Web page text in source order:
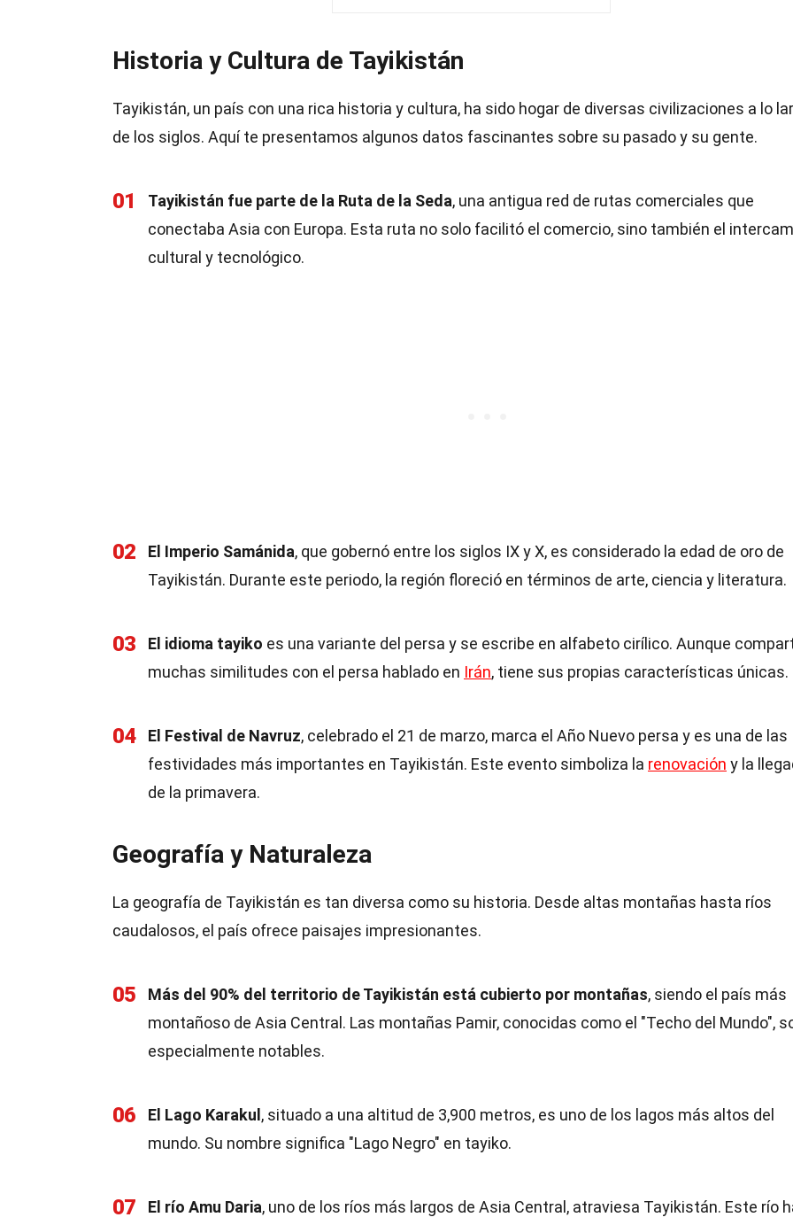
Historia y Cultura de Tayikistán
Tayikistán, un país con una rica historia y cultura, ha sido hogar de diversas civilizaciones a lo
de los siglos. Aquí te presentamos algunos datos fascinantes sobre su pasado y su gente.
01 Tayikistán fue parte de la Ruta de la Seda, una antigua red de rutas comerciales que
conectaba Asia con Europa. Esta ruta no solo facilitó el comercio, sino también el
cultural y tecnológico.
02 El Imperio Samánida, que gobernó entre los siglos IX y X, es considerado la edad de oro de
Tayikistán. Durante este periodo, la región floreció en términos de arte, ciencia y literatura.
03 El idioma tayiko es una variante del persa y se escribe en alfabeto cirílico. Aunque
muchas similitudes con el persa hablado en Irán, tiene sus propias características únicas.
04 El Festival de Navruz, celebrado el 21 de marzo, marca el Año Nuevo persa y es una de las
festividades más importantes en Tayikistán. Este evento simboliza la renovación y la
de la primavera.
Geografía y Naturaleza
La geografía de Tayikistán es tan diversa como su historia. Desde altas montañas hasta ríos
caudalosos, el país ofrece paisajes impresionantes.
05 Más del 90% del territorio de Tayikistán está cubierto por montañas, siendo el país más
montañoso de Asia Central. Las montañas Pamir, conocidas como el "Techo del Mundo",
especialmente notables.
06 El Lago Karakul , situado a una altitud de 3,900 metros, es uno de los lagos más altos del
mundo. Su nombre significa "Lago Negro" en tayiko.
07 El río Amu Daria, uno de los ríos más largos de Asia Central, atraviesa Tayikistán. Este río